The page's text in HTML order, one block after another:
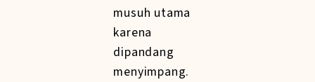
musuh utama
karena
dipandang
menyimpang.